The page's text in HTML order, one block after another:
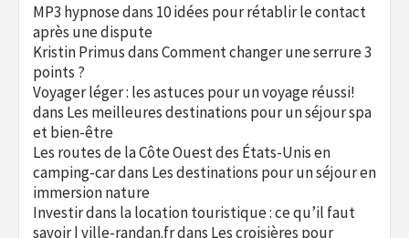
MP3 hypnosedans 10 idées pour rétablir le contact
après une dispute
Kristin PrimusdansComment changer une serrure 3
points ?
Voyager léger : les astuces pour un voyage réussi!
dans Les meilleures destinations pour un séjour spa
et bien-être
Les routes de la Côte Ouest des États-Unis en
camping-cardans Les destinations pour un séjour en
immersion nature
Investir dans la location touristique : ce qu’il faut
savoir | ville-randan.frdans Les croisières pour